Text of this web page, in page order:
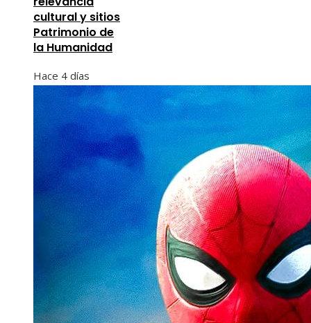
cultural y sitios
Patrimonio de
la Humanidad
Hace 4 días